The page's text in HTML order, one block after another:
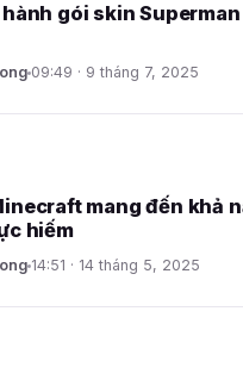
gói skin
09:49 · 9 tháng 7, 2025
mang đến khả
hiếm
14:51 · 14 tháng 5, 2025